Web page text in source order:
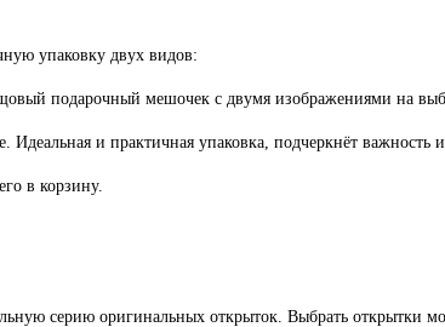
упаковку двух видов:
подарочный мешочек с двумя изображениями на
и практичная упаковка, подчеркнёт важность
в корзину.
серию оригинальных открыток. Выбрать открытки